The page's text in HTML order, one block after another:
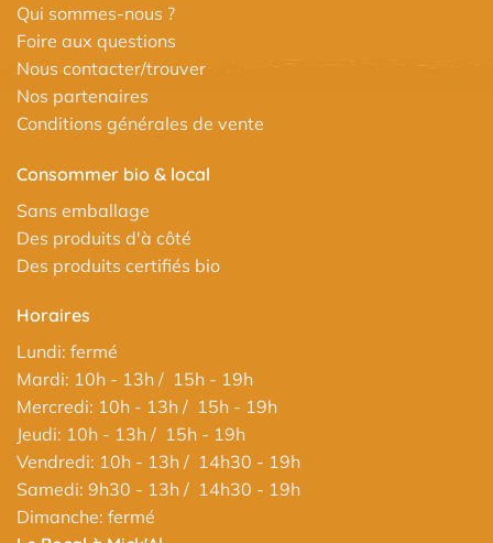
Qui sommes-nous ?
Foire aux questions
Nous contacter/trouver
Nos partenaires
Conditions générales de vente
Consommer bio & local
Sans emballage
Des produits d'à côté
Des produits certifiés bio
Horaires
Lundi: fermé
Mardi: 10h - 13h / 15h - 19h
Mercredi: 10h - 13h / 15h - 19h
Jeudi: 10h - 13h / 15h - 19h
Vendredi: 10h - 13h / 14h30 - 19h
Samedi: 9h30 - 13h / 14h30 - 19h
Dimanche: fermé